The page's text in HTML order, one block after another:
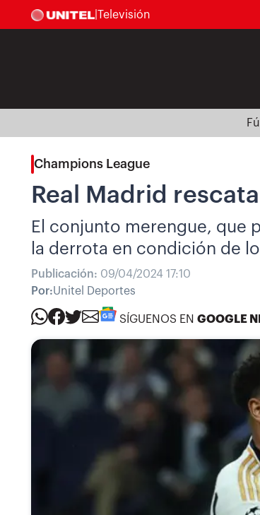
Televisión
Champions League
Real Madrid
El conjunto merengue, que
la derrota en condición de
Publicación: 09/04/2024 17:10
Por:Unitel Deportes
SÍGUENOS EN GOOGLE